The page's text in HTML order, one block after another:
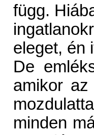
függ.
eleget, én
De
amikor az
minden